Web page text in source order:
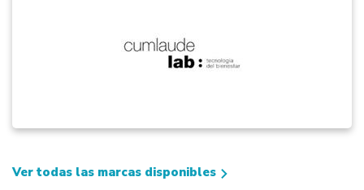
Ver todas las marcas disponibles